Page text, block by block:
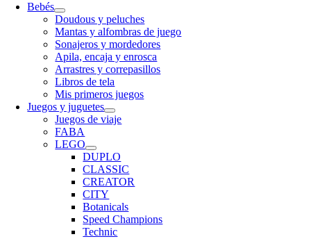
Bebés
Doudous y peluches
Mantas y alfombras de juego
Sonajeros y mordedores
Apila, encaja y enrosca
Arrastres y correpasillos
Libros de tela
Mis primeros juegos
Juegos y juguetes
Juegos de viaje
FABA
LEGO
DUPLO
CLASSIC
CREATOR
CITY
Botanicals
Speed Champions
Technic